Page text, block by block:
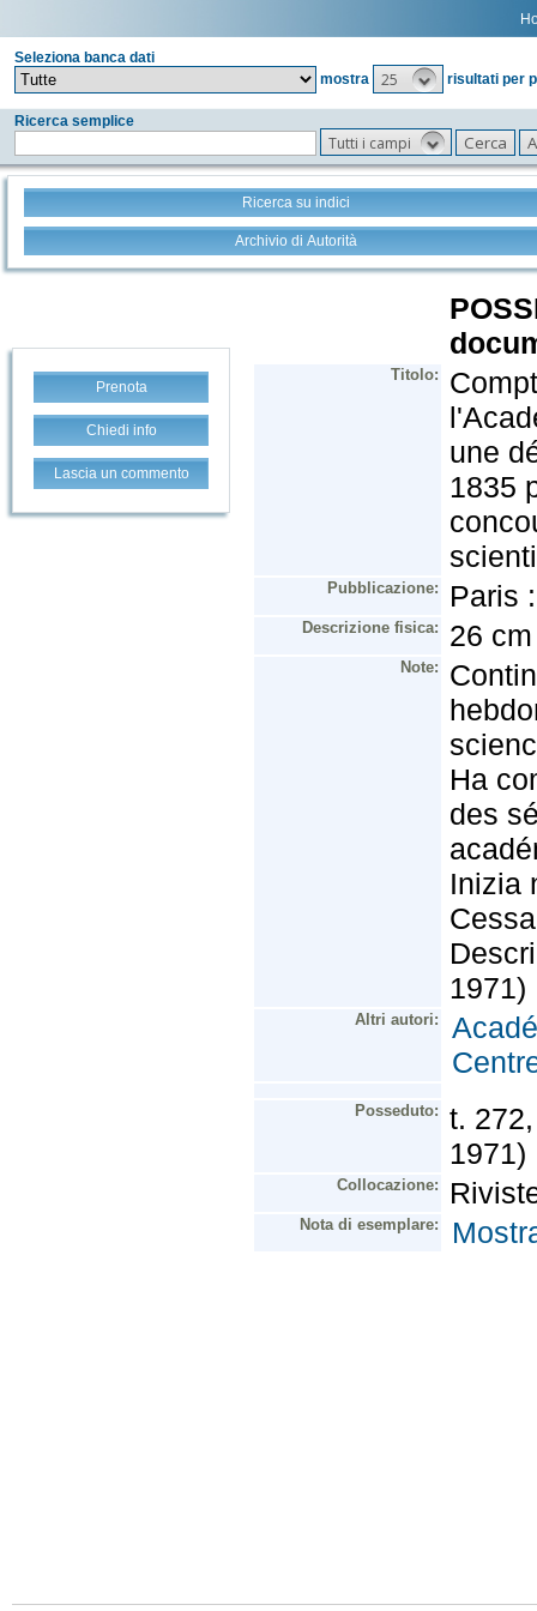
Seleziona banca dati
mostra
25 risultati per
Ricerca semplice
Tutti i campi
Ricerca su indici
Archivio di Autorità
Prenota
Chiedi info
Lascia un commento